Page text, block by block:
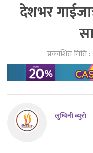
देशभर
प्रकाशित मिति :
लुम्बिनी ब्युराे